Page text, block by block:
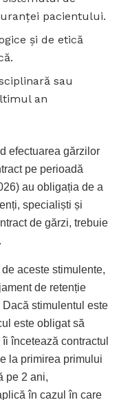
pacientului.
și de etică
sau
an
efectuarea gărzilor
pe perioadă
au obligația de a
specialiști și
de gărzi, trebuie
aceste stimulente,
de retenție
stimulentul este
este obligat să
încetează contractul
la primirea primului
pe 2 ani,
în cazul în care